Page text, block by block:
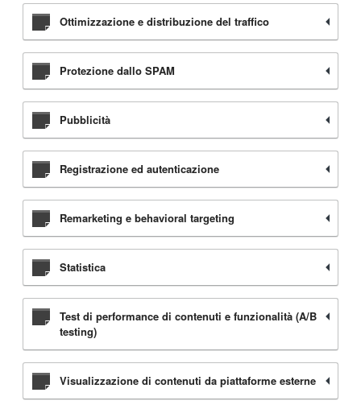
Ottimizzazione e distribuzione del traffico
Protezione dallo SPAM
Pubblicità
Registrazione ed autenticazione
Remarketing e behavioral targeting
Statistica
Test di performance di contenuti e funzionalità (A/B
testing)
Visualizzazione di contenuti da piattaforme esterne